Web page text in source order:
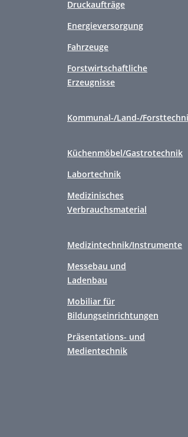
Druckaufträge
Energieversorgung
Fahrzeuge
Forstwirtschaftliche
Erzeugnisse
Kommunal-/Land-/
Küchenmöbel/Gastrotechnik
Labortechnik
Medizinisches
Verbrauchsmaterial
Medizintechnik/Instrumente
Messebau und
Ladenbau
Mobiliar für
Bildungseinrichtungen
Präsentations- und
Medientechnik